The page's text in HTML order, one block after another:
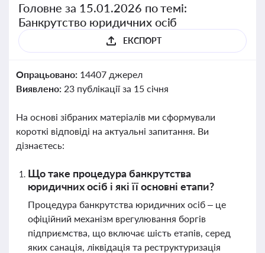
Головне за 15.01.2026 по темі:
Банкрутство юридичних осіб
ЕКСПОРТ
Опрацьовано: 14407 джерел
Виявлено: 23 публікації за 15 січня
На основі зібраних матеріалів ми сформували
короткі відповіді на актуальні запитання. Ви
дізнаєтесь:
Що таке процедура банкрутства
юридичних осіб і які її основні етапи?
Процедура банкрутства юридичних осіб – це
офіційний механізм врегулювання боргів
підприємства, що включає шість етапів, серед
яких санація, ліквідація та реструктуризація